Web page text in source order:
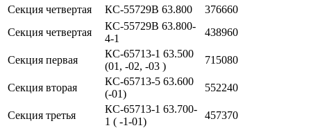
Секция четвертая
КС-55729В 63.800
376660
Секция четвертая
КС-55729В 63.800-
4-1
438960
Секция первая
КС-65713-1 63.500
(01, -02, -03 )
715080
Секция вторая
КС-65713-5 63.600
(-01)
552240
Секция третья
КС-65713-1 63.700-
1 ( -1-01)
457370